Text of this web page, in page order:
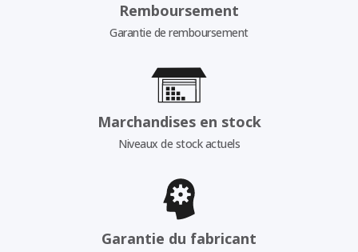
Remboursement
Garantie de remboursement
Marchandises en stock
Niveaux de stock actuels
Garantie du fabricant